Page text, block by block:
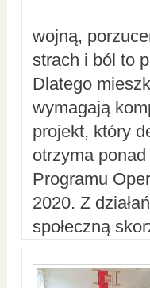
wojną,
strach i ból to
Dlatego
wymagają
projekt, który
otrzyma
Programu
2020. Z
społeczną